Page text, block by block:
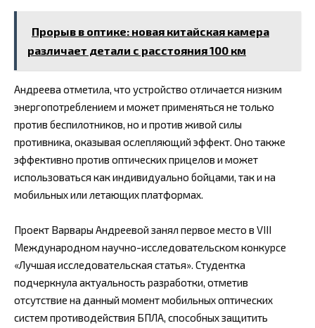
Прорыв в оптике: новая китайская камера
различает детали с расстояния 100 км
Андреева отметила, что устройство отличается низким
энергопотреблением и может применяться не только
против беспилотников, но и против живой силы
противника, оказывая ослепляющий эффект. Оно также
эффективно против оптических прицелов и может
использоваться как индивидуально бойцами, так и на
мобильных или летающих платформах.
Проект Варвары Андреевой занял первое место в VIII
Международном научно-исследовательском конкурсе
«Лучшая исследовательская статья». Студентка
подчеркнула актуальность разработки, отметив
отсутствие на данный момент мобильных оптических
систем противодействия БПЛА, способных защитить